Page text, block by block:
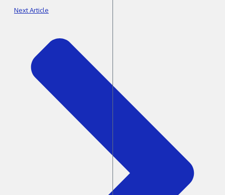
Next Article